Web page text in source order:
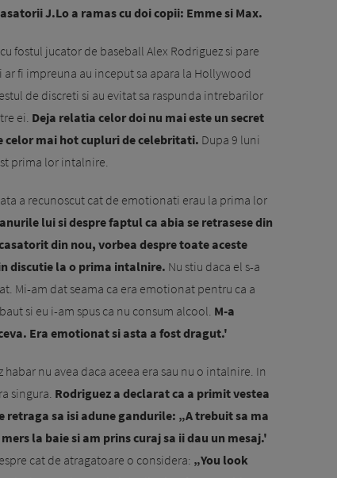
J.Lo a ramas cu doi copii: Emme si Max.
fostul jucator de baseball Alex Rodriguez si pare
fi impreuna au inceput sa apara la Hollywood
de discreti si au evitat sa raspunda intrebarilor
ei. Deja relatia celor doi nu mai este un secret
celor mai hot cupluri de celebritati. Dupa 9 luni
prima lor intalnire.
a recunoscut cat de emotionati erau la prima lor
lui si despre faptul ca abia se retrasese din
din nou, vorbea despre toate aceste
discutie la o prima intalnire. Nu stiu daca el s-a
Mi-am dat seama ca era emotionat pentru ca a
si eu i-am spus ca nu consum alcool. M-a
Era emotionat si asta a fost dragut.'
nu avea daca aceea era sau nu o intalnire. In
singura. Rodriguez a declarat ca a primit vestea
retraga sa isi adune gandurile: „A trebuit sa ma
la baie si am prins curaj sa ii dau un mesaj.'
cat de atragatoare o considera: „You look